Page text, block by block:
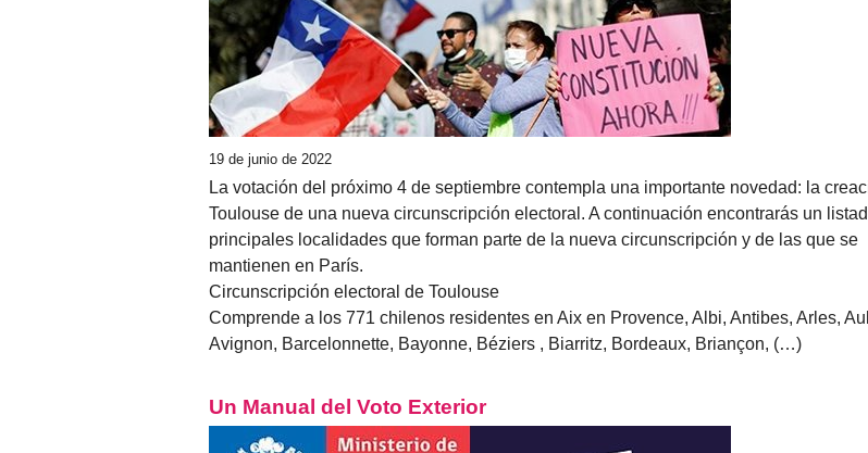
19 de junio de 2022
La votación del próximo 4 de septiembre contempla una importante novedad: la
Toulouse de una nueva circunscripción electoral. A continuación encontrarás un
principales localidades que forman parte de la nueva circunscripción y de las que se
mantienen en París.
Circunscripción electoral de Toulouse
Comprende a los 771 chilenos residentes en Aix en Provence, Albi, Antibes, Arles,
Avignon, Barcelonnette, Bayonne, Béziers , Biarritz, Bordeaux, Briançon, (…)
Un Manual del Voto Exterior